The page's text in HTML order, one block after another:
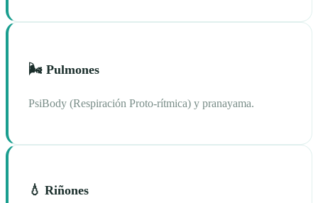
🌬️ Pulmones
PsiBody (Respiración Proto-rítmica) y pranayama.
💧 Riñones